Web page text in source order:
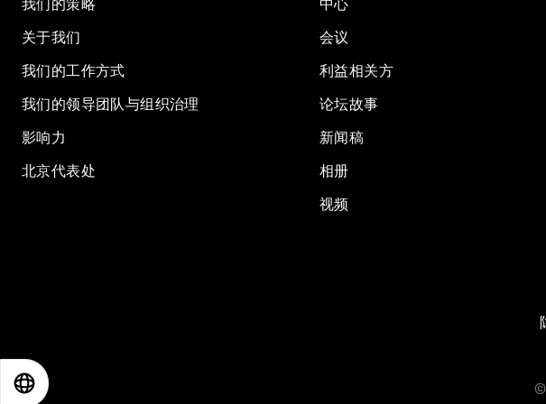
我们的策略
关于我们
我们的工作方式
我们的领导团队与组织治理
影响力
北京代表处
中心
会议
利益相关方
论坛故事
新闻稿
相册
视频
©